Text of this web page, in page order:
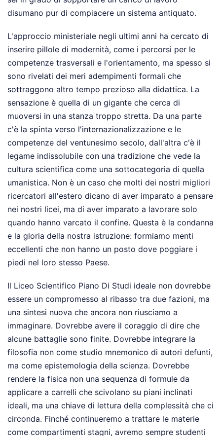
disumano pur di compiacere un sistema antiquato.
L'approccio ministeriale negli ultimi anni ha cercato di
inserire pillole di modernità, come i percorsi per le
competenze trasversali e l'orientamento, ma spesso si
sono rivelati dei meri adempimenti formali che
sottraggono altro tempo prezioso alla didattica. La
sensazione è quella di un gigante che cerca di
muoversi in una stanza troppo stretta. Da una parte
c'è la spinta verso l'internazionalizzazione e le
competenze del ventunesimo secolo, dall'altra c'è il
legame indissolubile con una tradizione che vede la
cultura scientifica come una sottocategoria di quella
umanistica. Non è un caso che molti dei nostri migliori
ricercatori all'estero dicano di aver imparato a pensare
nei nostri licei, ma di aver imparato a lavorare solo
quando hanno varcato il confine. Questa è la condanna
e la gloria della nostra istruzione: formiamo menti
eccellenti che non hanno un posto dove poggiare i
piedi nel loro stesso Paese.
Il Liceo Scientifico Piano Di Studi ideale non dovrebbe
essere un compromesso al ribasso tra due fazioni, ma
una sintesi nuova che ancora non riusciamo a
immaginare. Dovrebbe avere il coraggio di dire che
alcune battaglie sono finite. Dovrebbe integrare la
filosofia non come studio mnemonico di autori defunti,
ma come epistemologia della scienza. Dovrebbe
rendere la fisica non una sequenza di formule da
applicare a carrelli che scivolano su piani inclinati
ideali, ma una chiave di lettura della complessità che ci
circonda. Finché continueremo a trattare le materie
come compartimenti stagni, avremo sempre studenti